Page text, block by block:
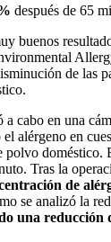
después de 65
buenos
de las
cabo en una
el alérgeno en
doméstico.
Tras la
de
se analizó la
una reducción